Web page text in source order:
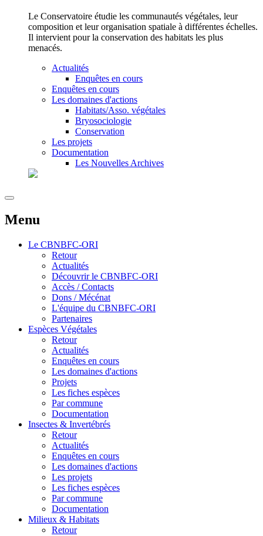
Le Conservatoire étudie les communautés végétales, leur
composition et leur organisation spatiale à différentes échelles.
Il intervient pour la conservation des habitats les plus
menacés.
Actualités
Enquêtes en cours
Enquêtes en cours
Les domaines d'actions
Habitats/Asso. végétales
Bryosociologie
Conservation
Les projets
Documentation
Les Nouvelles Archives
Menu
Le CBNBFC-ORI
Retour
Actualités
Découvrir le CBNBFC-ORI
Accès / Contacts
Dons / Mécénat
L'équipe du CBNBFC-ORI
Partenaires
Espèces Végétales
Retour
Actualités
Enquêtes en cours
Les domaines d'actions
Projets
Les fiches espèces
Par commune
Documentation
Insectes & Invertébrés
Retour
Actualités
Enquêtes en cours
Les domaines d'actions
Les projets
Les fiches espèces
Par commune
Documentation
Milieux & Habitats
Retour